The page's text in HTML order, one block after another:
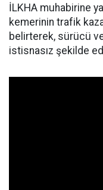
İLKHA muhabirine
kemerinin trafik
belirterek, sürücü ve
istisnasız şekilde